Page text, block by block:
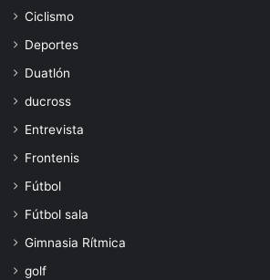
Ciclismo
Deportes
Duatlón
ducross
Entrevista
Frontenis
Fútbol
Fútbol sala
Gimnasia Rítmica
golf